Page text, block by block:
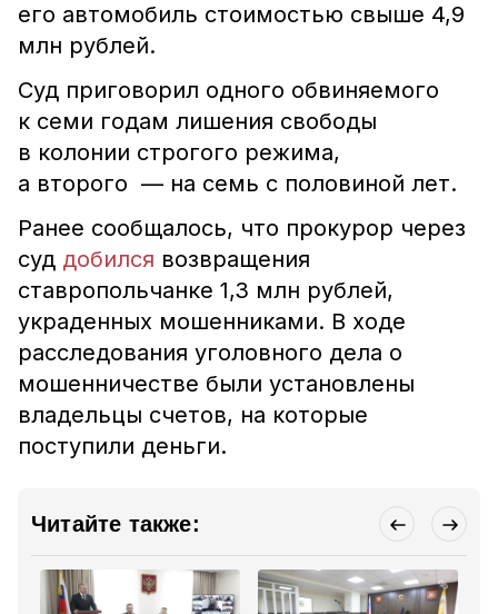
его автомобиль стоимостью свыше 4,9
млн рублей.
Суд приговорил одного обвиняемого
к семи годам лишения свободы
в колонии строгого режима,
а второго — на семь с половиной лет.
Ранее сообщалось, что прокурор через
суд добился возвращения
ставропольчанке 1,3 млн рублей,
украденных мошенниками. В ходе
расследования уголовного дела о
мошенничестве были установлены
владельцы счетов, на которые
поступили деньги.
Читайте также: